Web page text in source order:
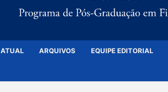
ATUAL ARQUIVOS EQUIPE EDITORIAL